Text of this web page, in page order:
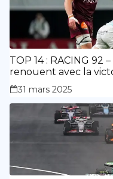
TOP 14 : RACING 92
renouent avec la
31 mars 2025